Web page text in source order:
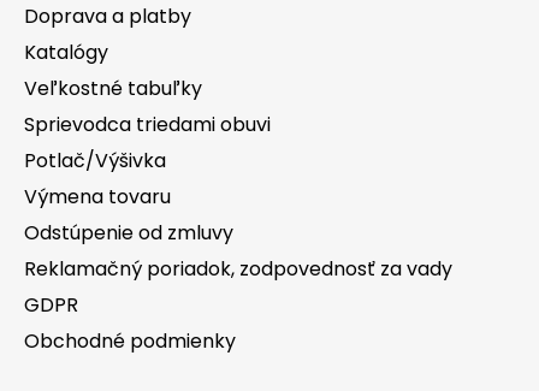
Doprava a platby
Katalógy
Veľkostné tabuľky
Sprievodca triedami obuvi
Potlač/Výšivka
Výmena tovaru
Odstúpenie od zmluvy
Reklamačný poriadok, zodpovednosť za vady
GDPR
Obchodné podmienky